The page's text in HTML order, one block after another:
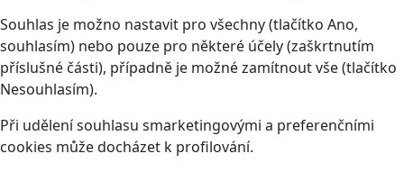
Souhlas je možno nastavit pro všechny (tlačítko Ano,
souhlasím) nebo pouze pro některé účely (zaškrtnutím
příslušné části), případně je možné zamítnout vše (tlačítko
Nesouhlasím).
Při udělení souhlasu smarketingovými a preferenčními
cookies může docházet k profilování.